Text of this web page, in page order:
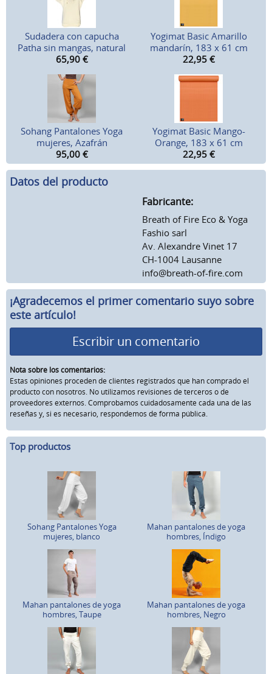
Sudadera con capucha
Patha sin mangas, natural
65,90 €
Yogimat Basic Amarillo
mandarín, 183 x 61 cm
22,95 €
Sohang Pantalones Yoga
mujeres, Azafrán
95,00 €
Yogimat Basic Mango-
Orange, 183 x 61 cm
22,95 €
Datos del producto
Fabricante:
Breath of Fire Eco & Yoga
Fashio sarl
Av. Alexandre Vinet 17
CH-1004 Lausanne
info@breath-of-fire.com
¡Agradecemos el primer comentario suyo sobre
este artículo!
Escribir un comentario
Nota sobre los comentarios:
Estas opiniones proceden de clientes registrados que han comprado el
producto con nosotros. No utilizamos revisiones de terceros o de
proveedores externos. Comprobamos cuidadosamente cada una de las
reseñas y, si es necesario, respondemos de forma pública.
Top productos
Sohang Pantalones Yoga
mujeres, blanco
Mahan pantalones de yoga
hombres, Índigo
Mahan pantalones de yoga
hombres, Taupe
Mahan pantalones de yoga
hombres, Negro